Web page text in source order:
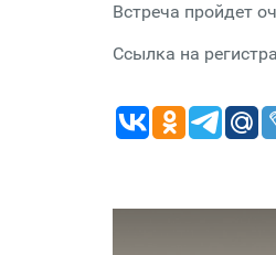
Встреча пройдет
Ссылка на